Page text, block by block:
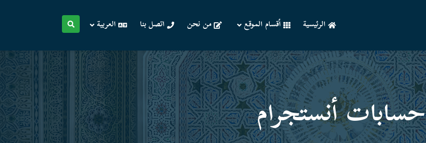
الرئيسية أقسام الموقع من نحن اتصل بنا العربية
حسابات أنستجرام